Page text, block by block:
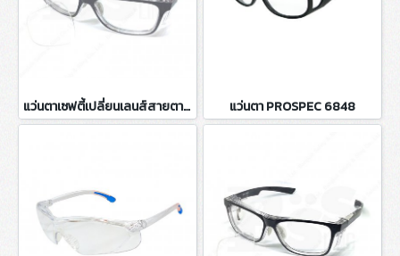
แว่นตาเซฟตี้เปลี่ยนเลนส์สายตา กรอบสีเทา P15011 แว่นตา PROSPEC 6848